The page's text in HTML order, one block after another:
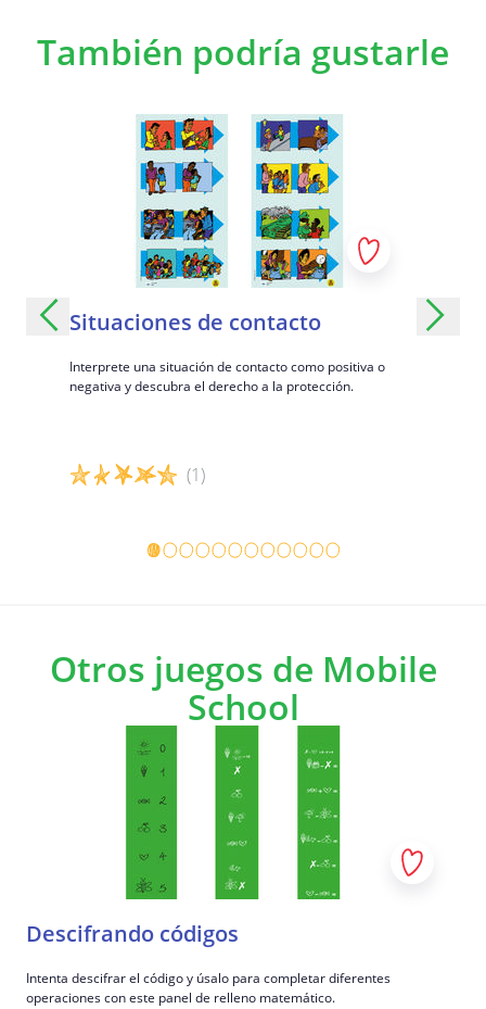
Reconocer los aspectos positivos así como las
Ser capaz de reconocer y distinguir entre los
diferentes derechos del niño.
También podría gustarle
Situaciones de contacto
Interprete una situación de contacto como positiva o
negativa y descubra el derecho a la protección.
(1)
Detalles del juego
El
Otros juegos de Mobile
School
Descifrando códigos
Intenta descifrar el código y úsalo para completar diferentes
operaciones con este panel de relleno matemático.